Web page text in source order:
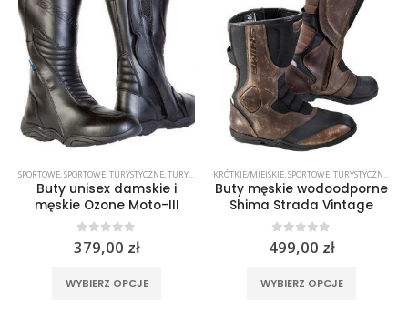
SPORTOWE,SPORTOWE,TURYSTYCZNE,TURYSTYCZNE
Buty unisex damskie i
męskie Ozone Moto-III
0out of 5
379,00 zł
WYBIERZ OPCJE
KRÓTKIE/MIEJSKIE,SPORTOWE,TURYSTYCZNE ,
Buty męskie wodoodporne
Shima Strada Vintage
0out of 5
499,00 zł
WYBIERZ OPCJE